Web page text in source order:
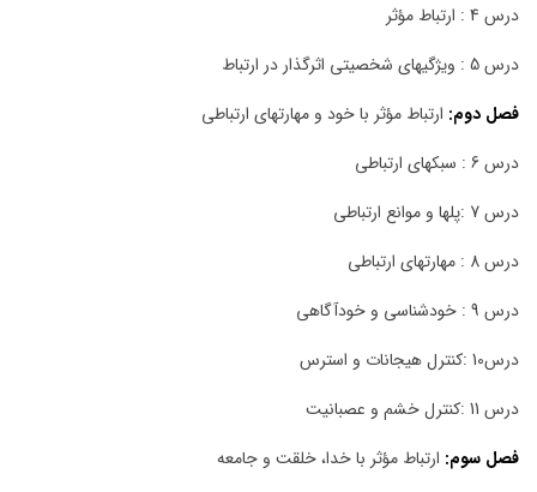
درس 4 : ارتباط مؤثر
درس 5 : ویژگیهای شخصیتی اثرگذار در ارتباط
فصل دوم: ارتباط مؤثر با خود و مهارتهای ارتباطی
درس 6 : سبکهای ارتباطی
درس 7 :پلها و موانع ارتباطی
درس 8 : مهارتهای ارتباطی
درس 9 : خودشناسی و خودآگاهی
درس10 :کنترل هیجانات و استرس
درس 11 :کنترل خشم و عصبانیت
فصل سوم: ارتباط مؤثر با خدا، خلقت و جامعه